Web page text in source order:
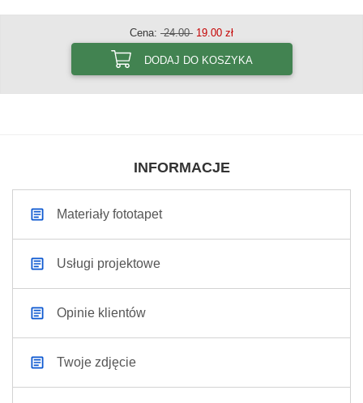
Cena: 24.00 19.00 zł
DODAJ DO KOSZYKA
INFORMACJE
Materiały fototapet
Usługi projektowe
Opinie klientów
Twoje zdjęcie